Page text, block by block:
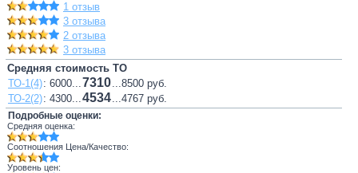
1 отзыв
3 отзыва
2 отзыва
3 отзыва
Средняя стоимость ТО
ТО-1(4): 6000...7310...8500 руб.
ТО-2(2): 4300...4534...4767 руб.
Подробные оценки:
Средняя оценка:
Соотношения Цена/Качество:
Уровень цен: